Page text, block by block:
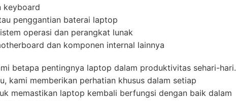
keyboard
penggantian baterai laptop
operasi dan perangkat lunak
dan komponen internal lainnya
betapa pentingnya laptop dalam produktivitas sehari-hari.
kami memberikan perhatian khusus dalam setiap
memastikan laptop kembali berfungsi dengan baik dalam